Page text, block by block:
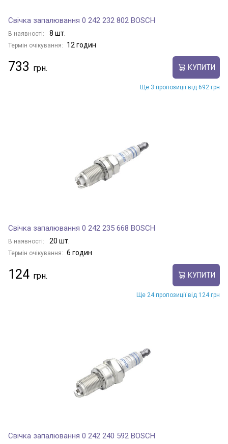
Свічка запалювання 0 242 232 802 BOSCH
В наявності: 8 шт.
Термін очікування: 12 годин
733 КУПИТИ
Ще 3 пропозиції від 692 грн
Свічка запалювання 0 242 235 668 BOSCH
В наявності: 20 шт.
Термін очікування: 6 годин
124 КУПИТИ
Ще 24 пропозиції від 124 грн
Свічка запалювання 0 242 240 592 BOSCH